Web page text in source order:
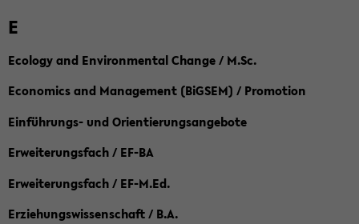
E
Ecology and Environmental Change / M.Sc.
Economics and Management (BiGSEM) / Promotion
Einführungs- und Orientierungsangebote
Erweiterungsfach / EF-BA
Erweiterungsfach / EF-M.Ed.
Erziehungswissenschaft / B.A.